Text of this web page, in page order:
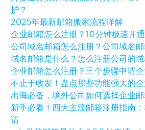
护？
2025年最新邮箱搬家流程详解
企业邮箱怎么注册？10分钟极速开
公司域名邮箱怎么注册？公司域名
域名邮箱是什么？怎么注册公司的域
企业邮箱怎么注册？三个步骤申请
不止于收发！盘点那些功能强大的
出海必备，境外公司如何选择企业邮
新手必看！四大主流邮箱注册指南
请